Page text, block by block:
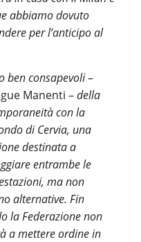
abbiamo dovuto
per l’anticipo al
ben consapevoli–
Manenti –della
con la
di Cervia, una
destinata a
entrambe le
ma non
alternative. Fin
la Federazione non
a mettere ordine in